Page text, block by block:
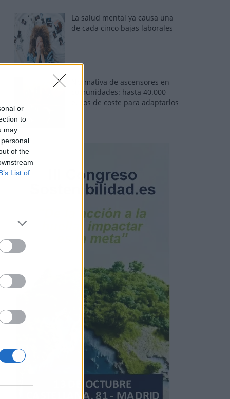
or
to
may
of the
List of
La salud mental ya causa una
de cada cinco bajas laborales
Normativa de ascensores en
comunidades: hasta 40.000
euros de coste para adaptarlos